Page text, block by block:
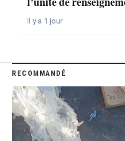
Il y a 1 jour
RECOMMANDÉ